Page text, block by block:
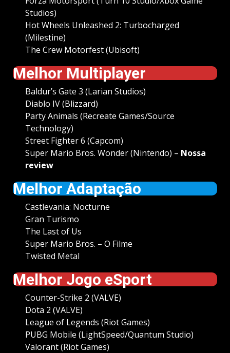
Studios)
Hot Wheels Unleashed 2: Turbocharged
(Milestine)
The Crew Motorfest (Ubisoft)
Melhor Multiplayer
Baldur’s Gate 3 (Larian Studios)
Diablo IV (Blizzard)
Party Animals (Recreate Games/Source
Technology)
Street Fighter 6 (Capcom)
Super Mario Bros. Wonder (Nintendo) – Nossa
review
Melhor Adaptação
Castlevania: Nocturne
Gran Turismo
The Last of Us
Super Mario Bros. – O Filme
Twisted Metal
Melhor Jogo eSport
Counter-Strike 2 (VALVE)
Dota 2 (VALVE)
League of Legends (Riot Games)
PUBG Mobile (LightSpeed/Quantum Studio)
Valorant (Riot Games)